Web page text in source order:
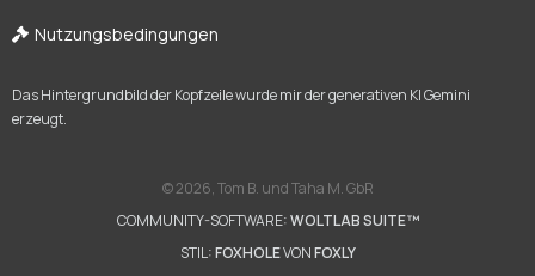
Nutzungsbedingungen
Das Hintergrundbild der Kopfzeile wurde mir der generativen KI Gemini
erzeugt.
©2026, Tom B. und Taha M. GbR
COMMUNITY-SOFTWARE:WOLTLAB SUITE™
STIL:FOXHOLEVONFOXLY